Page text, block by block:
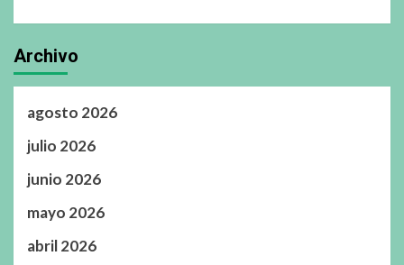
Archivo
agosto 2026
julio 2026
junio 2026
mayo 2026
abril 2026